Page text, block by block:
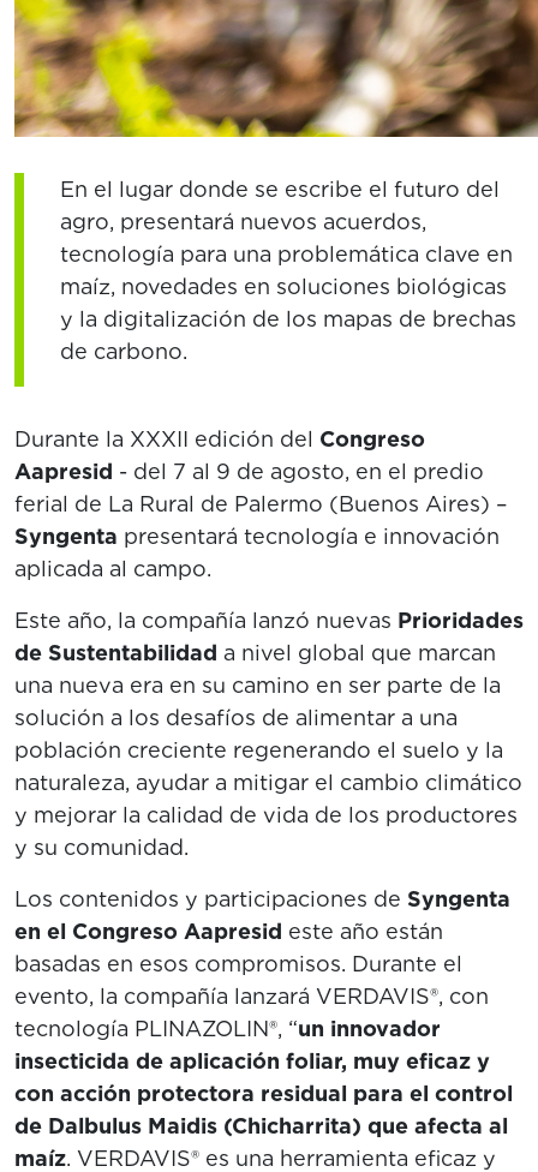
En el lugar donde se escribe el futuro del
agro, presentará nuevos acuerdos,
tecnología para una problemática clave en
maíz, novedades en soluciones biológicas
y la digitalización de los mapas de brechas
de carbono.
Durante la XXXII edición del Congreso
Aapresid - del 7 al 9 de agosto, en el predio
ferial de La Rural de Palermo (Buenos Aires) –
Syngenta presentará tecnología e innovación
aplicada al campo.
Este año, la compañía lanzó nuevas Prioridades
de Sustentabilidad a nivel global que marcan
una nueva era en su camino en ser parte de la
solución a los desafíos de alimentar a una
población creciente regenerando el suelo y la
naturaleza, ayudar a mitigar el cambio climático
y mejorar la calidad de vida de los productores
y su comunidad.
Los contenidos y participaciones de Syngenta
en el Congreso Aapresid este año están
basadas en esos compromisos. Durante el
evento, la compañía lanzará VERDAVIS®, con
tecnología PLINAZOLIN®, “un innovador
insecticida de aplicación foliar, muy eficaz y
con acción protectora residual para el control
de Dalbulus Maidis (Chicharrita) que afecta al
maíz. VERDAVIS® es una herramienta eficaz y